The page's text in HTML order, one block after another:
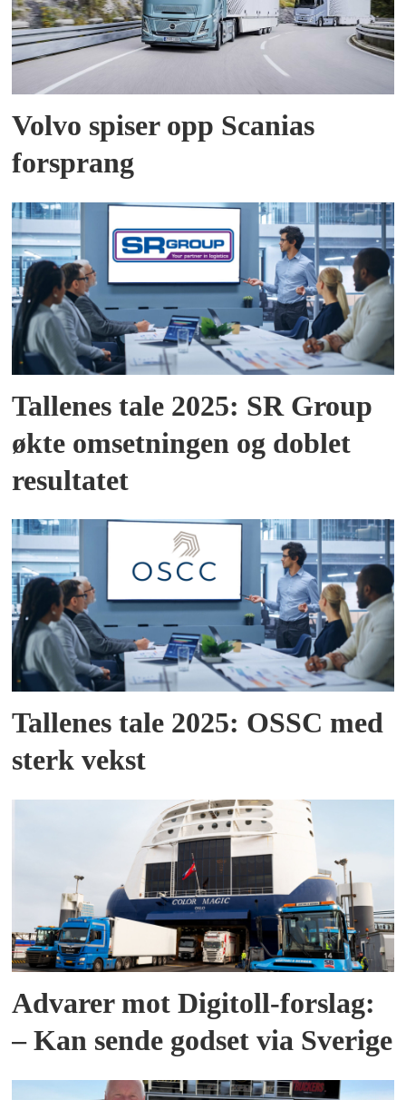
Volvo spiser opp Scanias
forsprang
Tallenes tale 2025: SR Group
økte omsetningen og doblet
resultatet
Tallenes tale 2025: OSSC med
sterk vekst
Advarer mot Digitoll-forslag:
– Kan sende godset via Sverige